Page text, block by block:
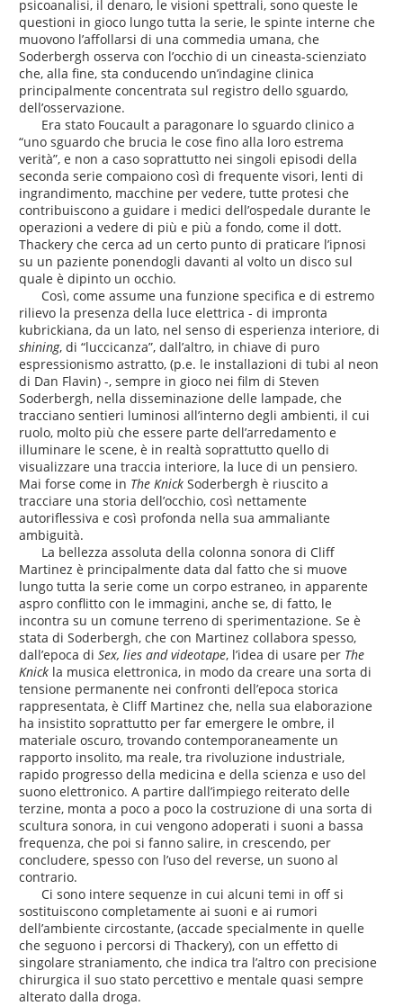
psicoanalisi, il denaro, le visioni spettrali, sono queste le
questioni in gioco lungo tutta la serie, le spinte interne che
muovono l’affollarsi di una commedia umana, che
Soderbergh osserva con l’occhio di un cineasta-scienziato
che, alla fine, sta conducendo un’indagine clinica
principalmente concentrata sul registro dello sguardo,
dell’osservazione.
Era stato Foucault a paragonare lo sguardo clinico a
“uno sguardo che brucia le cose fino alla loro estrema
verità”, e non a caso soprattutto nei singoli episodi della
seconda serie compaiono così di frequente visori, lenti di
ingrandimento, macchine per vedere, tutte protesi che
contribuiscono a guidare i medici dell’ospedale durante le
operazioni a vedere di più e più a fondo, come il dott.
Thackery che cerca ad un certo punto di praticare l’ipnosi
su un paziente ponendogli davanti al volto un disco sul
quale è dipinto un occhio.
Così, come assume una funzione specifica e di estremo
rilievo la presenza della luce elettrica - di impronta
kubrickiana, da un lato, nel senso di esperienza interiore, di
shining, di “luccicanza”, dall’altro, in chiave di puro
espressionismo astratto, (p.e. le installazioni di tubi al neon
di Dan Flavin) -, sempre in gioco nei film di Steven
Soderbergh, nella disseminazione delle lampade, che
tracciano sentieri luminosi all’interno degli ambienti, il cui
ruolo, molto più che essere parte dell’arredamento e
illuminare le scene, è in realtà soprattutto quello di
visualizzare una traccia interiore, la luce di un pensiero.
Mai forse come in The Knick Soderbergh è riuscito a
tracciare una storia dell’occhio, così nettamente
autoriflessiva e così profonda nella sua ammaliante
ambiguità.
La bellezza assoluta della colonna sonora di Cliff
Martinez è principalmente data dal fatto che si muove
lungo tutta la serie come un corpo estraneo, in apparente
aspro conflitto con le immagini, anche se, di fatto, le
incontra su un comune terreno di sperimentazione. Se è
stata di Soderbergh, che con Martinez collabora spesso,
dall’epoca diSex, lies and videotape, l’idea di usare per The
Knick la musica elettronica, in modo da creare una sorta di
tensione permanente nei confronti dell’epoca storica
rappresentata, è Cliff Martinez che, nella sua elaborazione
ha insistito soprattutto per far emergere le ombre, il
materiale oscuro, trovando contemporaneamente un
rapporto insolito, ma reale, tra rivoluzione industriale,
rapido progresso della medicina e della scienza e uso del
suono elettronico. A partire dall’impiego reiterato delle
terzine, monta a poco a poco la costruzione di una sorta di
scultura sonora, in cui vengono adoperati i suoni a bassa
frequenza, che poi si fanno salire, in crescendo, per
concludere, spesso con l’uso del reverse, un suono al
contrario.
Ci sono intere sequenze in cui alcuni temi in off si
sostituiscono completamente ai suoni e ai rumori
dell’ambiente circostante, (accade specialmente in quelle
che seguono i percorsi di Thackery), con un effetto di
singolare straniamento, che indica tra l’altro con precisione
chirurgica il suo stato percettivo e mentale quasi sempre
alterato dalla droga.